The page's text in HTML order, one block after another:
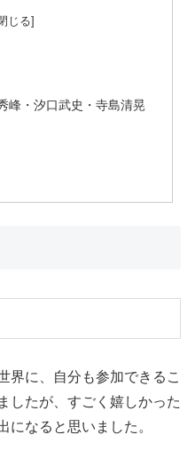
峰・汐口武史・寺島清晃
界に、自分も参加できるこ
したが、すごく嬉しかった
になると思いました。